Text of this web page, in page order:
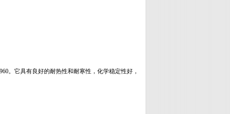
。它具有良好的耐热性和耐寒性，化学稳定性好，